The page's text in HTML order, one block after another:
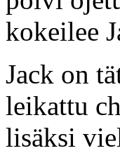
kokeilee
Jack on
leikattu
lisäksi